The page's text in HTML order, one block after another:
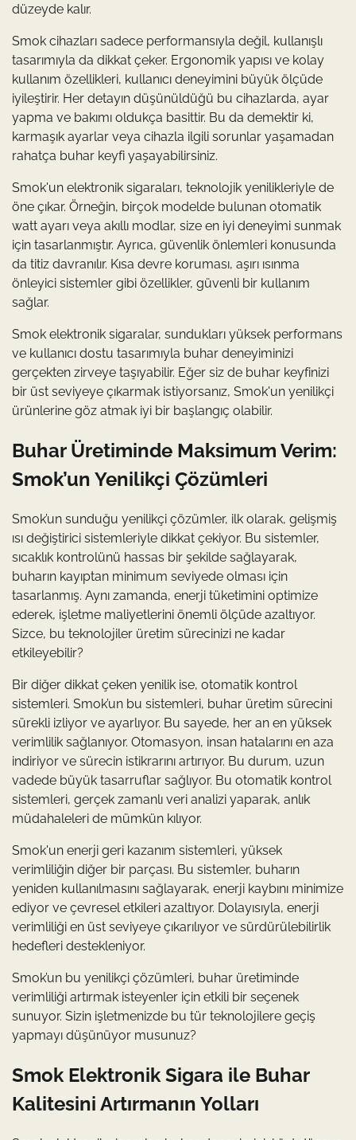
düzeyde kalır.
Smok cihazları sadece performansıyla değil, kullanışlı
tasarımıyla da dikkat çeker. Ergonomik yapısı ve kolay
kullanım özellikleri, kullanıcı deneyimini büyük ölçüde
iyileştirir. Her detayın düşünüldüğü bu cihazlarda, ayar
yapma ve bakımı oldukça basittir. Bu da demektir ki,
karmaşık ayarlar veya cihazla ilgili sorunlar yaşamadan
rahatça buhar keyfi yaşayabilirsiniz.
Smok'un elektronik sigaraları, teknolojik yenilikleriyle de
öne çıkar. Örneğin, birçok modelde bulunan otomatik
watt ayarı veya akıllı modlar, size en iyi deneyimi sunmak
için tasarlanmıştır. Ayrıca, güvenlik önlemleri konusunda
da titiz davranılır. Kısa devre koruması, aşırı ısınma
önleyici sistemler gibi özellikler, güvenli bir kullanım
sağlar.
Smok elektronik sigaralar, sundukları yüksek performans
ve kullanıcı dostu tasarımıyla buhar deneyiminizi
gerçekten zirveye taşıyabilir. Eğer siz de buhar keyfinizi
bir üst seviyeye çıkarmak istiyorsanız, Smok'un yenilikçi
ürünlerine göz atmak iyi bir başlangıç olabilir.
Buhar Üretiminde Maksimum Verim:
Smok’un Yenilikçi Çözümleri
Smok’un sunduğu yenilikçi çözümler, ilk olarak, gelişmiş
ısı değiştirici sistemleriyle dikkat çekiyor. Bu sistemler,
sıcaklık kontrolünü hassas bir şekilde sağlayarak,
buharın kayıptan minimum seviyede olması için
tasarlanmış. Aynı zamanda, enerji tüketimini optimize
ederek, işletme maliyetlerini önemli ölçüde azaltıyor.
Sizce, bu teknolojiler üretim sürecinizi ne kadar
etkileyebilir?
Bir diğer dikkat çeken yenilik ise, otomatik kontrol
sistemleri. Smok’un bu sistemleri, buhar üretim sürecini
sürekli izliyor ve ayarlıyor. Bu sayede, her an en yüksek
verimlilik sağlanıyor. Otomasyon, insan hatalarını en aza
indiriyor ve sürecin istikrarını artırıyor. Bu durum, uzun
vadede büyük tasarruflar sağlıyor. Bu otomatik kontrol
sistemleri, gerçek zamanlı veri analizi yaparak, anlık
müdahaleleri de mümkün kılıyor.
Smok'un enerji geri kazanım sistemleri, yüksek
verimliliğin diğer bir parçası. Bu sistemler, buharın
yeniden kullanılmasını sağlayarak, enerji kaybını minimize
ediyor ve çevresel etkileri azaltıyor. Dolayısıyla, enerji
verimliliği en üst seviyeye çıkarılıyor ve sürdürülebilirlik
hedefleri destekleniyor.
Smok’un bu yenilikçi çözümleri, buhar üretiminde
verimliliği artırmak isteyenler için etkili bir seçenek
sunuyor. Sizin işletmenizde bu tür teknolojilere geçiş
yapmayı düşünüyor musunuz?
Smok Elektronik Sigara ile Buhar
Kalitesini Artırmanın Yolları